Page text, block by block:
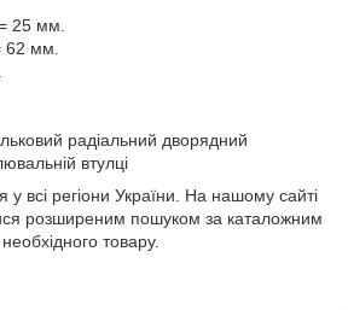
= 25 мм.
62 мм.
радіальний дворядний
втулці
у всі регіони України. На нашому сайті
розширеним пошуком за каталожним
товару.